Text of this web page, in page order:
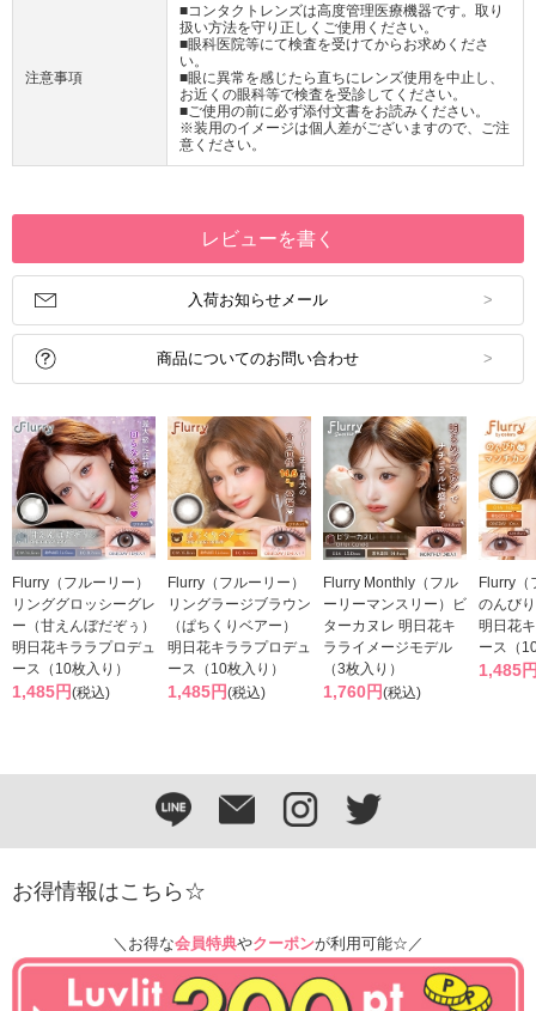
注意事項
■コンタクトレンズは高度管理医療機器です。取り
扱い方法を守り正しくご使用ください。
■眼科医院等にて検査を受けてからお求めくださ
い。
■眼に異常を感じたら直ちにレンズ使用を中止し、
お近くの眼科等で検査を受診してください。
■ご使用の前に必ず添付文書をお読みください。
※装用のイメージは個人差がございますので、ご注
意ください。
レビューを書く
入荷お知らせメール
商品についてのお問い合わせ
Flurry（フルーリー）
リンググロッシーグレ
ー（甘えんぼだぞぅ）
明日花キララプロデュ
ース（10枚入り）
1,485円(税込)
Flurry（フルーリー）
リングラージブラウン
（ぱちくりベアー）
明日花キララプロデュ
ース（10枚入り）
1,485円(税込)
Flurry Monthly（フル
ーリーマンスリー）ビ
ターカヌレ 明日花キ
ラライメージモデル
（3枚入り）
1,760円(税込)
Flurry（
のんび
明日花
ース（
1,485
お得情報はこちら☆
＼お得な会員特典やクーポンが利用可能☆／